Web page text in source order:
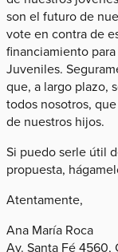
son el futuro de
vote en contra de
financiamiento
Juveniles.
que, a largo plazo,
todos nosotros,
de nuestros hijos.
Si puedo serle útil
propuesta,
Atentamente,
Ana María Roca
Av. Santa Fé 4560,